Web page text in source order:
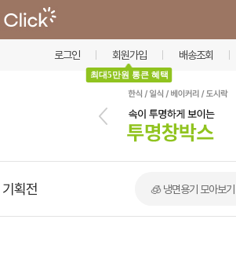
로그인 회원가입
최대5만원 통큰 혜택
배송조회
기획전 🧊 냉면용기 모아보기